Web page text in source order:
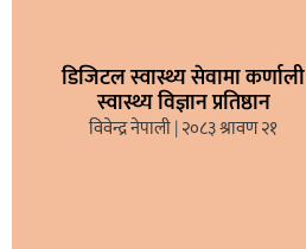
डिजिटल स्वास्थ्य सेवामा कर्णाली
स्वास्थ्य विज्ञान प्रतिष्ठान
विवेन्द्र नेपाली २०८३ श्रावण २१